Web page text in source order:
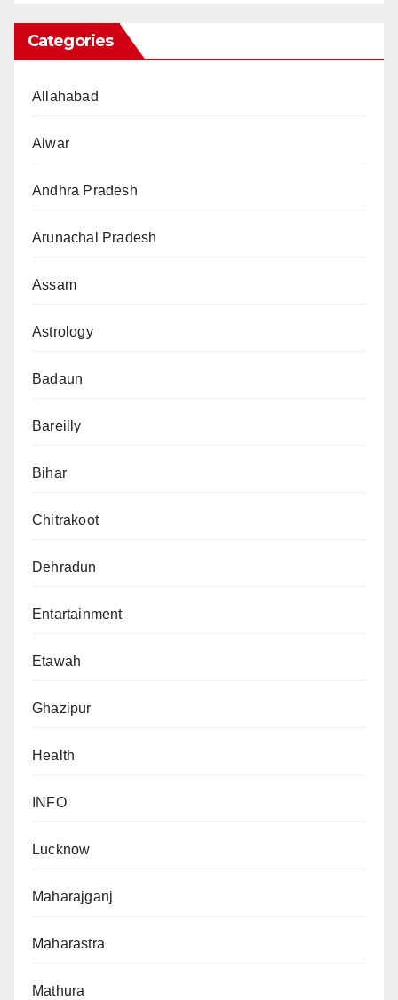
Categories
Allahabad
Alwar
Andhra Pradesh
Arunachal Pradesh
Assam
Astrology
Badaun
Bareilly
Bihar
Chitrakoot
Dehradun
Entartainment
Etawah
Ghazipur
Health
INFO
Lucknow
Maharajganj
Maharastra
Mathura